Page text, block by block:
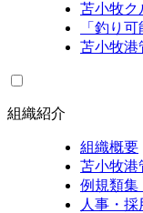
苫小牧ク
「釣り
苫小牧港
組織紹介
組織概要
苫小牧港
例規類集
人事・採